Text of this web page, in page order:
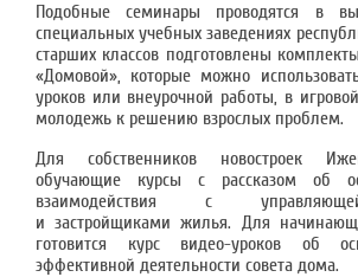
Подобные семинары проводятся в
специальных учебных заведениях
старших классов подготовлены
«Домовой», которые можно
уроков или внеурочной работы, в
молодежь к решению взрослых проблем.
Для собственников новостроек
обучающие курсы с рассказом об
взаимодействия с
и застройщиками жилья. Для
готовится курс видео-уроков об
эффективной деятельности совета дома.